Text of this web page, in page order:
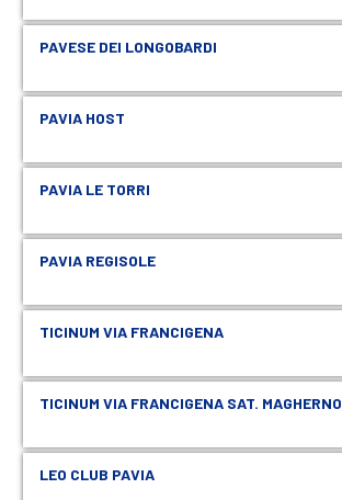
PAVESE DEI LONGOBARDI
PAVIA HOST
PAVIA LE TORRI
PAVIA REGISOLE
TICINUM VIA FRANCIGENA
TICINUM VIA FRANCIGENA SAT. MAGHERNO
LEO CLUB PAVIA